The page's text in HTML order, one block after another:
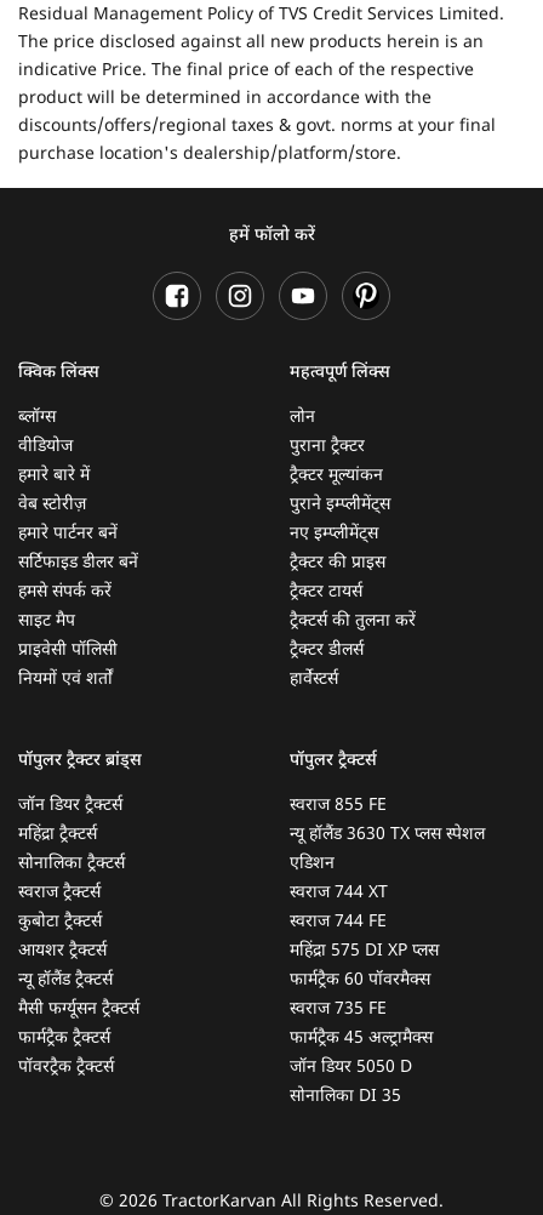
Residual Management Policy of TVS Credit Services Limited.
The price disclosed against all new products herein is an
indicative Price. The final price of each of the respective
product will be determined in accordance with the
discounts/offers/regional taxes & govt. norms at your final
purchase location's dealership/platform/store.
हमें फॉलो करें
क्विक लिंक्स
ब्लॉग्स
वीडियोज
हमारे बारे में
वेब स्टोरीज़
हमारे पार्टनर बनें
सर्टिफाइड डीलर बनें
हमसे संपर्क करें
साइट मैप
प्राइवेसी पॉलिसी
नियमों एवं शर्तों
महत्वपूर्ण लिंक्स
लोन
पुराना ट्रैक्टर
ट्रैक्टर मूल्यांकन
पुराने इम्प्लीमेंट्स
नए इम्प्लीमेंट्स
ट्रैक्टर की प्राइस
ट्रैक्टर टायर्स
ट्रैक्टर्स की तुलना करें
ट्रैक्टर डीलर्स
हार्वेस्टर्स
पॉपुलर ट्रैक्टर ब्रांड्स
जॉन डियर ट्रैक्टर्स
महिंद्रा ट्रैक्टर्स
सोनालिका ट्रैक्टर्स
स्वराज ट्रैक्टर्स
कुबोटा ट्रैक्टर्स
आयशर ट्रैक्टर्स
न्यू हॉलैंड ट्रैक्टर्स
मैसी फर्ग्यूसन ट्रैक्टर्स
फार्मट्रैक ट्रैक्टर्स
पॉवरट्रैक ट्रैक्टर्स
पॉपुलर ट्रैक्टर्स
स्वराज 855 FE
न्यू हॉलैंड 3630 TX प्लस स्पेशल
एडिशन
स्वराज 744 XT
स्वराज 744 FE
महिंद्रा 575 DI XP प्लस
फार्मट्रैक 60 पॉवरमैक्स
स्वराज 735 FE
फार्मट्रैक 45 अल्ट्रामैक्स
जॉन डियर 5050 D
सोनालिका DI 35
© 2026 TractorKarvan All Rights Reserved.